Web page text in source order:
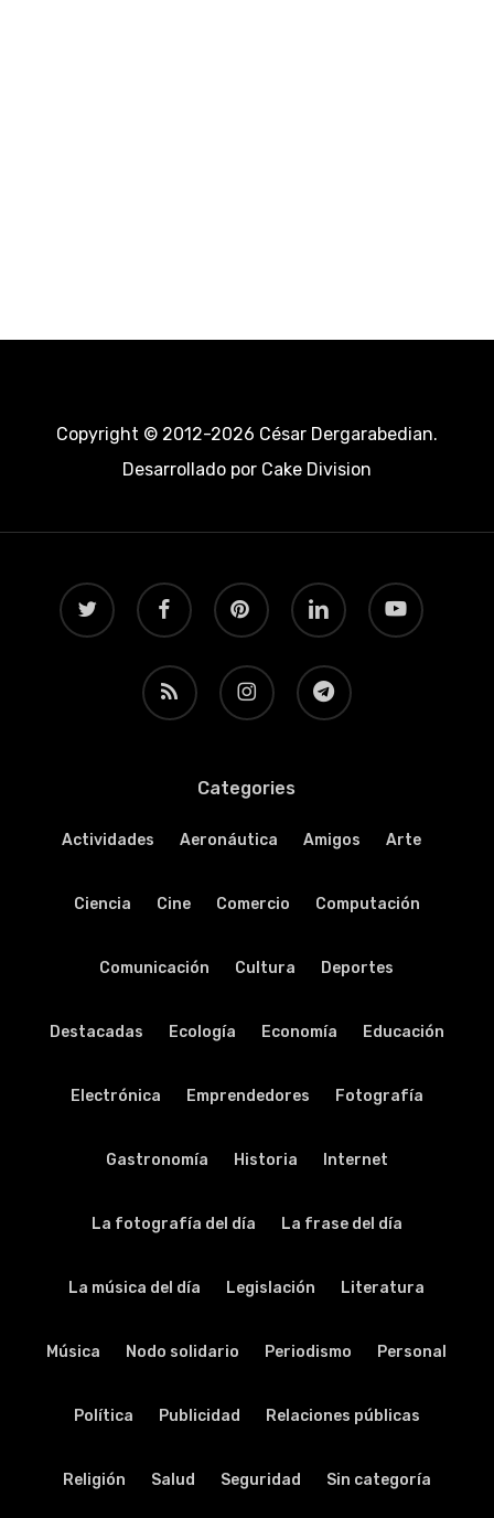
Copyright © 2012-2026 César Dergarabedian.
Desarrollado porCake Division
twitter facebook pinterest linkedin youtube
RSS instagram telegram
Categories
Actividades Aeronáutica Amigos Arte
Ciencia Cine Comercio Computación
Comunicación Cultura Deportes
Destacadas Ecología Economía Educación
Electrónica Emprendedores Fotografía
Gastronomía Historia Internet
La fotografía del día La frase del día
La música del día Legislación Literatura
Música Nodo solidario Periodismo Personal
Política Publicidad Relaciones públicas
Religión Salud Seguridad Sin categoría